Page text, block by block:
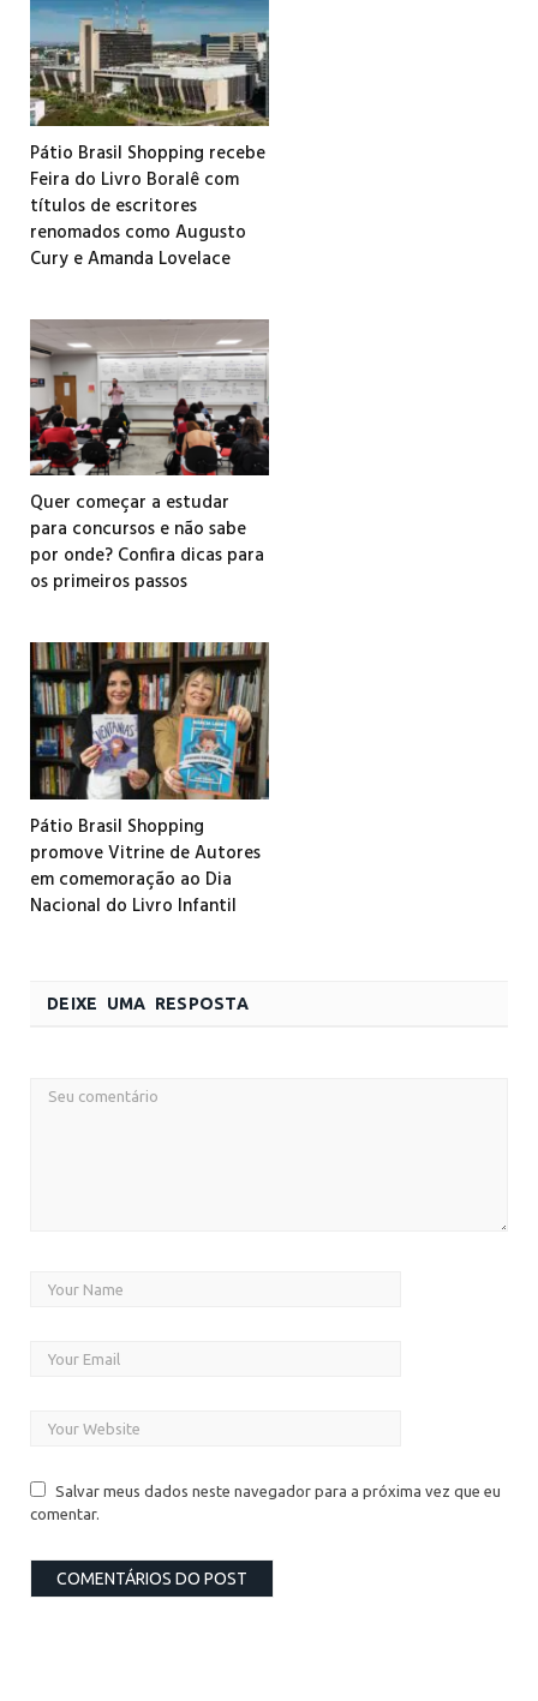
Pátio Brasil Shopping recebe
Feira do Livro Boralê com
títulos de escritores
renomados como Augusto
Cury e Amanda Lovelace
Quer começar a estudar
para concursos e não sabe
por onde? Confira dicas para
os primeiros passos
Pátio Brasil Shopping
promove Vitrine de Autores
em comemoração ao Dia
Nacional do Livro Infantil
DEIXE UMA RESPOSTA
Salvar meus dados neste navegador para a próxima vez que eu
comentar.